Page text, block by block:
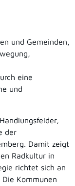
und Gemeinden,
eine
und
der
Damit zeigt
Radkultur in
richtet sich an
Kommunen